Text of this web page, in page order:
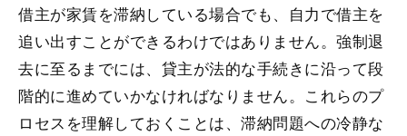
借主が家賃を滞納している場合でも、自力で借主を
追い出すことができるわけではありません。強制退
去に至るまでには、貸主が法的な手続きに沿って段
階的に進めていかなければなりません。これらのプ
ロセスを理解しておくことは、滞納問題への冷静な